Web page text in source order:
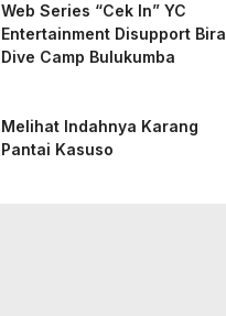
Web Series “Cek In” YC
Entertainment Disupport Bira
Dive Camp Bulukumba
Melihat Indahnya Karang
Pantai Kasuso